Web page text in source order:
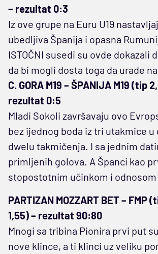
– rezultat 0:3
Iz ove grupe na Euru U19
ubedljiva Španija i opasna
ISTOČNI susedi su ovde dokazali
da bi mogli dosta toga da urade
C. GORA M19 – ŠPANIJA M19 (tip
rezultat 0:5
Mladi Sokoli završavaju ovo
bez ijednog boda iz tri utakmice u
dwelu takmičenja. I sa jednim
primljenih golova. A Španci kao
stopostotnim učinkom i odnosom
PARTIZAN MOZZART BET – FMP
1,55) – rezultat 90:80
Mnogi sa tribina Pionira prvi put
nove klince, a ti klinci uz veliku